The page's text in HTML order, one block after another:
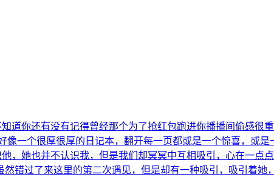
你还有没有记得曾经那个为了抢红包跑进你播播间偷感很
一个很厚很厚的日记本，翻开每一页都或是一个惊喜，或
她也并不认识我，但是我们却冥冥中互相吸引，心在一点
错过了来这里的第二次遇见，但是却有一种吸引，吸引着她